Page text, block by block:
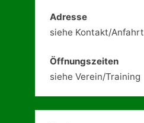
Adresse
siehe Kontakt/Anfahrt
Öffnungszeiten
siehe Verein/Training